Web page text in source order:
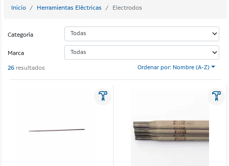
Inicio Herramientas Eléctricas Electrodos
Categoría
Marca
26 resultados Ordenar por: Nombre (A-Z)